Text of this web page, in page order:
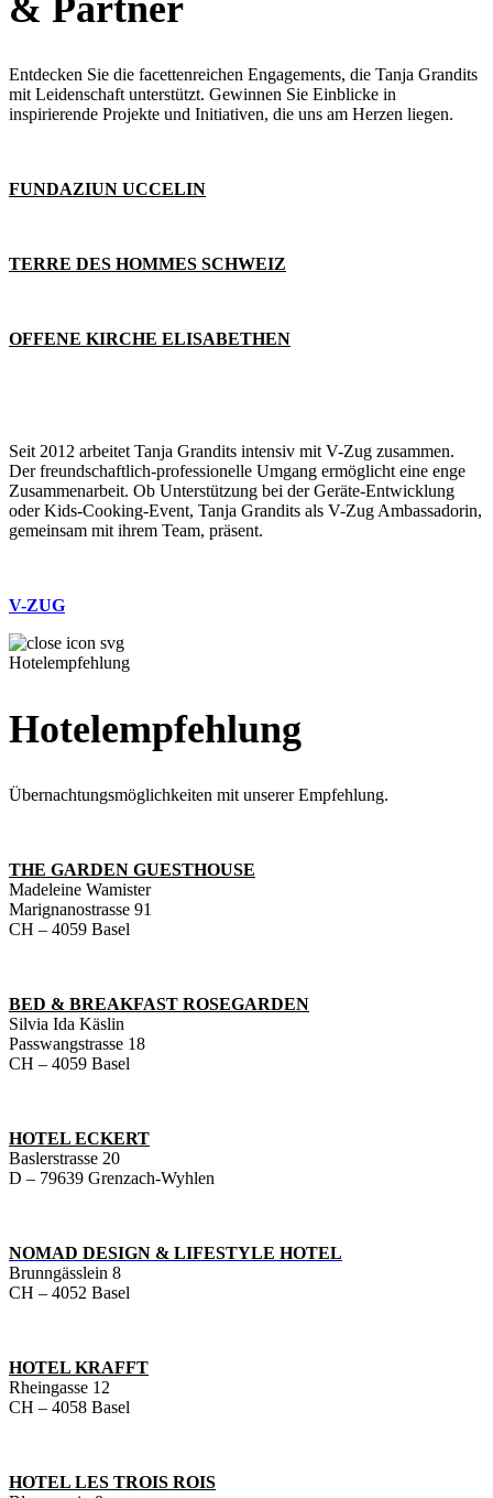
& Partner
Entdecken Sie die facettenreichen Engagements, die Tanja Grandits
mit Leidenschaft unterstützt. Gewinnen Sie Einblicke in
inspirierende Projekte und Initiativen, die uns am Herzen liegen.
FUNDAZIUN UCCELIN
TERRE DES HOMMES SCHWEIZ
OFFENE KIRCHE ELISABETHEN
Seit 2012 arbeitet Tanja Grandits intensiv mit V-Zug zusammen.
Der freundschaftlich-professionelle Umgang ermöglicht eine enge
Zusammenarbeit. Ob Unterstützung bei der Geräte-Entwicklung
oder Kids-Cooking-Event, Tanja Grandits als V-Zug Ambassadorin,
gemeinsam mit ihrem Team, präsent.
V-ZUG
Hotelempfehlung
Hotelempfehlung
Übernachtungsmöglichkeiten mit unserer Empfehlung.
THE GARDEN GUESTHOUSE
Madeleine Wamister
Marignanostrasse 91
CH – 4059 Basel
BED & BREAKFAST ROSEGARDEN
Silvia Ida Käslin
Passwangstrasse 18
CH – 4059 Basel
HOTEL ECKERT
Baslerstrasse 20
D – 79639 Grenzach-Wyhlen
NOMAD DESIGN & LIFESTYLE HOTEL
Brunngässlein 8
CH – 4052 Basel
HOTEL KRAFFT
Rheingasse 12
CH – 4058 Basel
HOTEL LES TROIS ROIS